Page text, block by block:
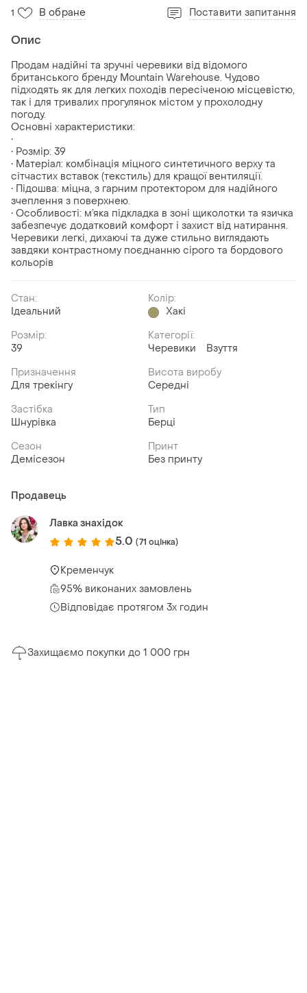
1 В обране Поставити запитання
Опис
Продам надійні та зручні черевики від відомого
британського бренду Mountain Warehouse. Чудово
підходять як для легких походів пересіченою місцевістю,
так і для тривалих прогулянок містом у прохолодну
погоду.
Основні характеристики:
•
• Розмір: 39
• Матеріал: комбінація міцного синтетичного верху та
сітчастих вставок (текстиль) для кращої вентиляції.
• Підошва: міцна, з гарним протектором для надійного
зчеплення з поверхнею.
• Особливості: м’яка підкладка в зоні щиколотки та язичка
забезпечує додатковий комфорт і захист від натирання.
Черевики легкі, дихаючі та дуже стильно виглядають
завдяки контрастному поєднанню сірого та бордового
кольорів
Стан:
Ідеальний
Колір:
Хакі
Розмір:
39
Категорії:
Черевики
Взуття
Призначення
Для трекінгу
Висота виробу
Середні
Застібка
Шнурівка
Тип
Берці
Сезон
Демісезон
Принт
Без принту
Продавець
Лавка знахідок
5.0 (71 оцінка)
Кременчук
95% виконаних замовлень
Відповідає протягом 3х годин
Захищаємо покупки до 1 000 грн